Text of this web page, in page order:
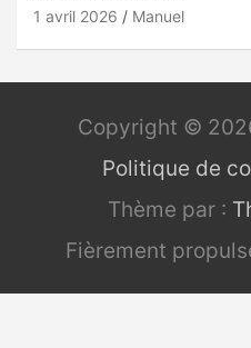
1 avril 2026 Manuel
Copyright ©
Politique de
Thème par :
Fièrement